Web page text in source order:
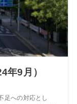
年9月）
足への対応とし